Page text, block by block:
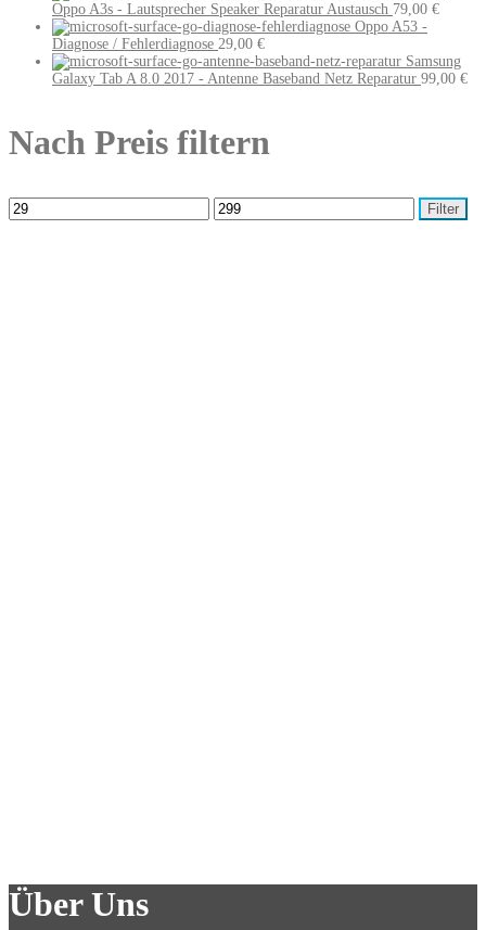
Oppo A3s - Lautsprecher Speaker Reparatur Austausch 79,00 €
Oppo A53 -
Diagnose / Fehlerdiagnose 29,00 €
Samsung
Galaxy Tab A 8.0 2017 - Antenne Baseband Netz Reparatur 99,00 €
Nach Preis filtern
Filter
Über Uns